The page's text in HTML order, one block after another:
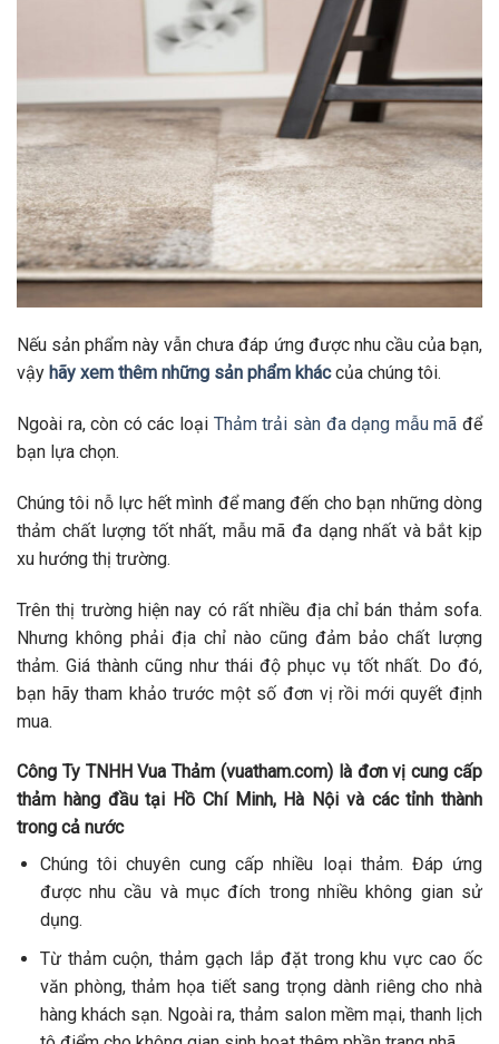
Nếu sản phẩm này vẫn chưa đáp ứng được nhu cầu của bạn,
vậy hãy xem thêm những sản phẩm khác của chúng tôi.
Ngoài ra, còn có các loại Thảm trải sàn đa dạng mẫu mã để
bạn lựa chọn.
Chúng tôi nỗ lực hết mình để mang đến cho bạn những dòng
thảm chất lượng tốt nhất, mẫu mã đa dạng nhất và bắt kịp
xu hướng thị trường.
Trên thị trường hiện nay có rất nhiều địa chỉ bán thảm sofa.
Nhưng không phải địa chỉ nào cũng đảm bảo chất lượng
thảm. Giá thành cũng như thái độ phục vụ tốt nhất. Do đó,
bạn hãy tham khảo trước một số đơn vị rồi mới quyết định
mua.
Công Ty TNHH Vua Thảm (vuatham.com) là đơn vị cung cấp
thảm hàng đầu tại Hồ Chí Minh, Hà Nội và các tỉnh thành
trong cả nước
Chúng tôi chuyên cung cấp nhiều loại thảm. Đáp ứng
được nhu cầu và mục đích trong nhiều không gian sử
dụng.
Từ thảm cuộn, thảm gạch lắp đặt trong khu vực cao ốc
văn phòng, thảm họa tiết sang trọng dành riêng cho nhà
hàng khách sạn. Ngoài ra, thảm salon mềm mại, thanh lịch